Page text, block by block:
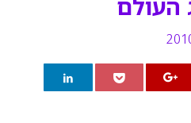
העולם